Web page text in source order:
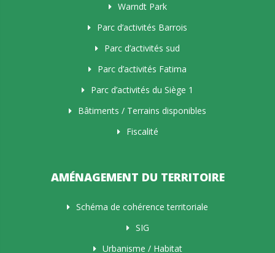
Warndt Park
Parc d’activités Barrois
Parc d’activités sud
Parc d’activités Fatima
Parc d’activités du Siège 1
Bâtiments / Terrains disponibles
Fiscalité
AMÉNAGEMENT DU TERRITOIRE
Schéma de cohérence territoriale
SIG
Urbanisme / Habitat